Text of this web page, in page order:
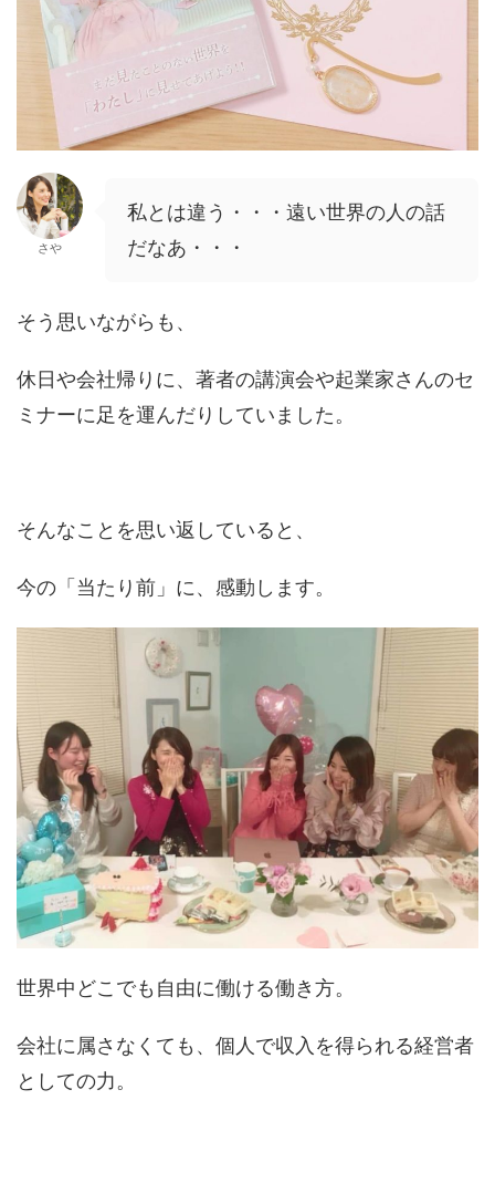
さや
私とは違う・・・遠い世界の人の話
だなあ・・・
そう思いながらも、
休日や会社帰りに、著者の講演会や起業家さんのセ
ミナーに足を運んだりしていました。
そんなことを思い返していると、
今の「当たり前」に、感動します。
世界中どこでも自由に働ける働き方。
会社に属さなくても、個人で収入を得られる経営者
としての力。